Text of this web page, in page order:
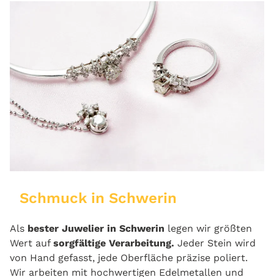
Schmuck in Schwerin
Als bester Juwelier in Schwerin legen wir größten
Wert auf sorgfältige Verarbeitung. Jeder Stein wird
von Hand gefasst, jede Oberfläche präzise poliert.
Wir arbeiten mit hochwertigen Edelmetallen und